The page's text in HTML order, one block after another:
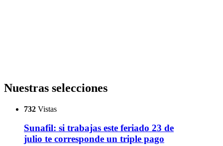
Nuestras selecciones
732 Vistas
Sunafil: si trabajas este feriado 23 de
julio te corresponde un triple pago